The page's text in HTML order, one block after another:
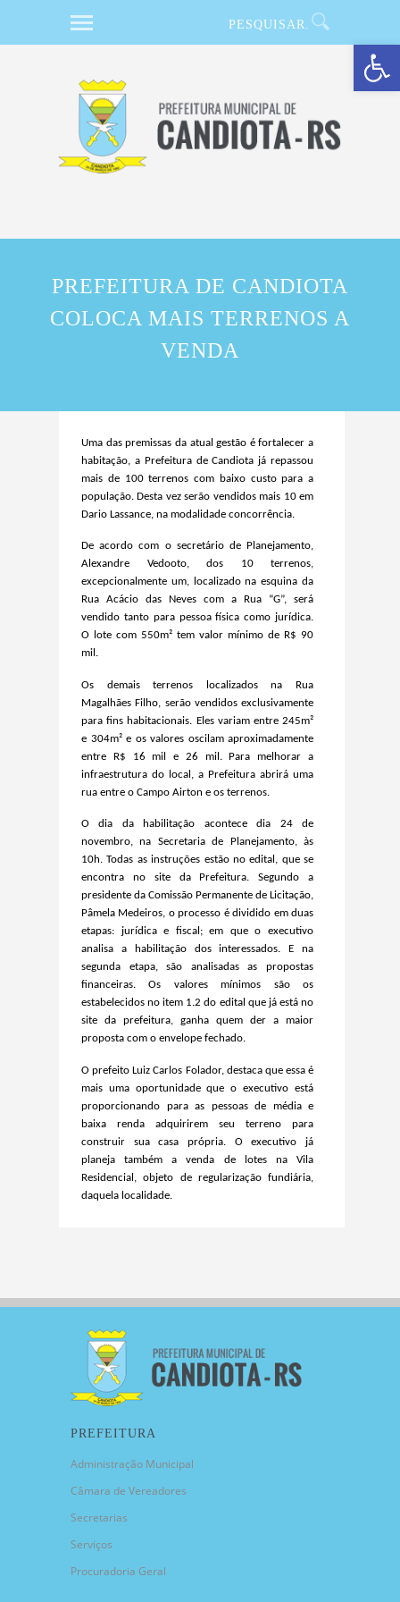
Barra de Ferramentas Aberta
PREFEITURA DE CANDIOTA
COLOCA MAIS TERRENOS A
VENDA
Uma das premissas da atual gestão é fortalecer a
habitação, a Prefeitura de Candiota já repassou
mais de 100 terrenos com baixo custo para a
população. Desta vez serão vendidos mais 10 em
Dario Lassance, na modalidade concorrência.
De acordo com o secretário de Planejamento,
Alexandre Vedooto,dos 10 terrenos,
excepcionalmente um, localizado na esquina da
Rua Acácio das Neves com a Rua “G”, será
vendido tanto para pessoa física como jurídica.
O lote com 550m² tem valor mínimo de R$ 90
mil.
Os demais terrenos localizados na Rua
Magalhães Filho, serão vendidos exclusivamente
para fins habitacionais. Eles variam entre 245m²
e 304m² e os valores oscilam aproximadamente
entre R$ 16 mil e 26 mil. Para melhorar a
infraestrutura do local, a Prefeitura abrirá uma
rua entre o Campo Airton e os terrenos.
O dia da habilitação acontece dia 24 de
novembro, na Secretaria de Planejamento, às
10h. Todas as instruções estão no edital, que se
encontra no site da Prefeitura. Segundo a
presidente da Comissão Permanente de Licitação,
Pâmela Medeiros, o processo é dividido em duas
etapas: jurídica e fiscal; em que o executivo
analisa a habilitação dos interessados. E na
segunda etapa, são analisadas as propostas
financeiras. Os valores mínimos são os
estabelecidos no item 1.2 do edital que já está no
site da prefeitura, ganha quem der a maior
proposta com o envelope fechado.
O prefeito Luiz Carlos Folador, destaca que essa é
mais uma oportunidade que o executivo está
proporcionando para as pessoas de média e
baixa renda adquirirem seu terreno para
construir sua casa própria. O executivo já
planeja também a venda de lotes na Vila
Residencial, objeto de regularização fundiária,
daquela localidade.
PREFEITURA
Administração Municipal
Câmara de Vereadores
Secretarias
Serviços
Procuradoria Geral